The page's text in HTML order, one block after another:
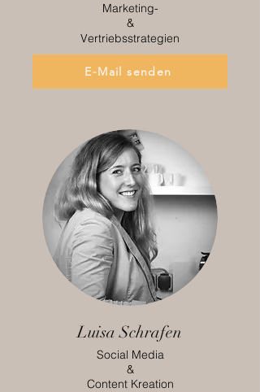
Marketing-
&
Vertriebsstrategien
E-Mail senden
Luisa Schrafen
Social Media
&
Content Kreation